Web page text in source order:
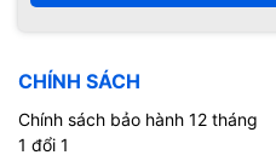
CHÍNH SÁCH
Chính sách bảo hành 12 tháng
1 đổi 1